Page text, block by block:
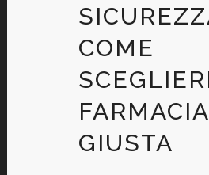
COME
FARMACIA
GIUSTA